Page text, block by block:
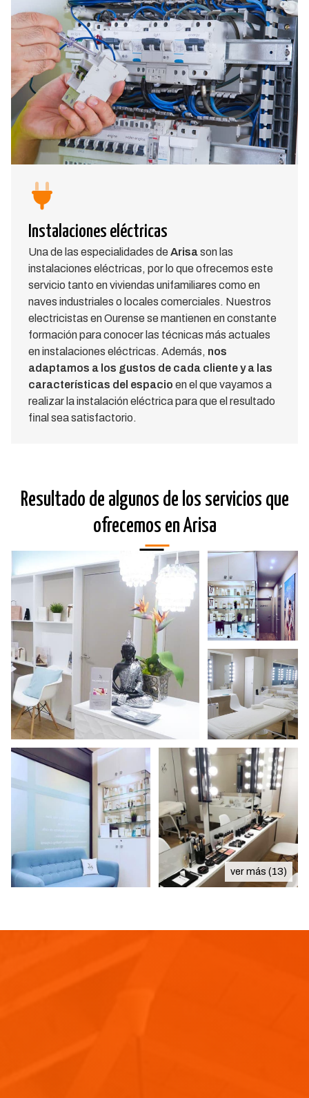
Instalaciones eléctricas
Una de las especialidades de Arisason las
instalaciones eléctricas, por lo que ofrecemos este
servicio tanto en viviendas unifamiliares como en
naves industriales o locales comerciales. Nuestros
electricistas en Ourense se mantienen en constante
formación para conocer las técnicas más actuales
en instalaciones eléctricas. Además, nos
adaptamos a los gustos de cada cliente y a las
características del espacio en el que vayamos a
realizar la instalación eléctrica para que el resultado
final sea satisfactorio.
Resultado de algunos de los servicios que
ofrecemos en Arisa
ver más (13)